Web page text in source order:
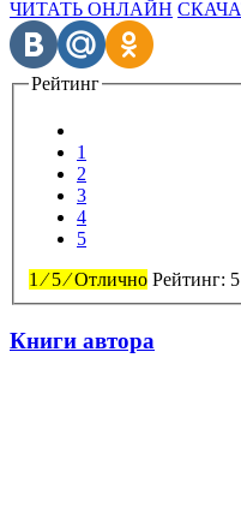
ЧИТАТЬ ОНЛАЙН
Рейтинг
1
2
3
4
5
1⁄5⁄Отлично Рейтинг: 5
Книги автора